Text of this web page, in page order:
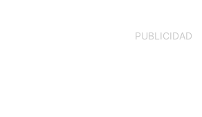
PUBLICIDAD